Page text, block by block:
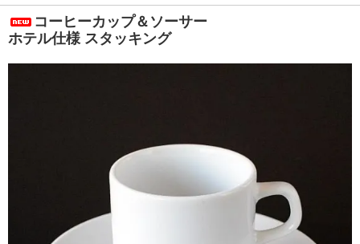
コーヒーカップ＆ソーサー
ホテル仕様 スタッキング